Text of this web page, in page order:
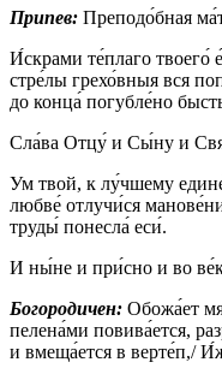
Припев: Преподо́бная
И́скрами те́плаго твоего́
стре́лы грехо́вныя вся
до конца́ погубле́но
Сла́ва Отцу́ и Сы́ну и
Ум твой, к лу́чшему
любве́ отлучи́ся
труды́ понесла́ еси́.
И ны́не и при́сно и во
Богородичен: Обожа́ет
пелена́ми повива́ется,
и вмеща́ется в верте́п,/